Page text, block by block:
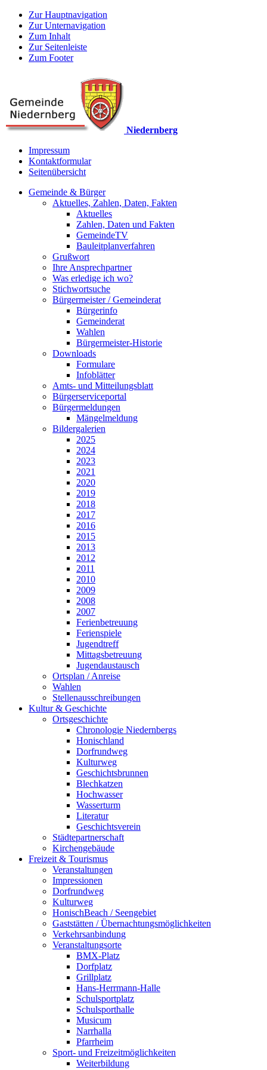
Zur Hauptnavigation
Zur Unternavigation
Zum Inhalt
Zur Seitenleiste
Zum Footer
Niedernberg
Impressum
Kontaktformular
Seitenübersicht
Gemeinde & Bürger
Aktuelles, Zahlen, Daten, Fakten
Aktuelles
Zahlen, Daten und Fakten
GemeindeTV
Bauleitplanverfahren
Grußwort
Ihre Ansprechpartner
Was erledige ich wo?
Stichwortsuche
Bürgermeister / Gemeinderat
Bürgerinfo
Gemeinderat
Wahlen
Bürgermeister-Historie
Downloads
Formulare
Infoblätter
Amts- und Mitteilungsblatt
Bürgerserviceportal
Bürgermeldungen
Mängelmeldung
Bildergalerien
2025
2024
2023
2021
2020
2019
2018
2017
2016
2015
2013
2012
2011
2010
2009
2008
2007
Ferienbetreuung
Ferienspiele
Jugendtreff
Mittagsbetreuung
Jugendaustausch
Ortsplan / Anreise
Wahlen
Stellenausschreibungen
Kultur & Geschichte
Ortsgeschichte
Chronologie Niedernbergs
Honischland
Dorfrundweg
Kulturweg
Geschichtsbrunnen
Blechkatzen
Hochwasser
Wasserturm
Literatur
Geschichtsverein
Städtepartnerschaft
Kirchengebäude
Freizeit & Tourismus
Veranstaltungen
Impressionen
Dorfrundweg
Kulturweg
HonischBeach / Seengebiet
Gaststätten / Übernachtungsmöglichkeiten
Verkehrsanbindung
Veranstaltungsorte
BMX-Platz
Dorfplatz
Grillplatz
Hans-Herrmann-Halle
Schulsportplatz
Schulsporthalle
Musicum
Narrhalla
Pfarrheim
Sport- und Freizeitmöglichkeiten
Weiterbildung